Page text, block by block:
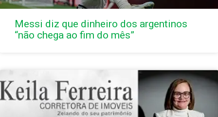
Messi diz que dinheiro dos argentinos
“não chega ao fim do mês”